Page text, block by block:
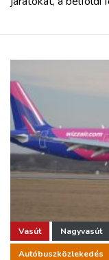
Vasút Nagyvasút
Autóbuszközlekedés